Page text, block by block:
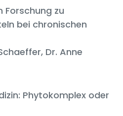
Forschung zu
bei chronischen
Dr. Anne
Phytokomplex oder